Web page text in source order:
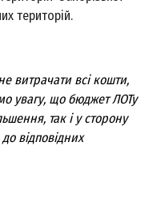
територій.
витрачати всі кошти,
увагу, що бюджет ЛОТу
так і у сторону
відповідних